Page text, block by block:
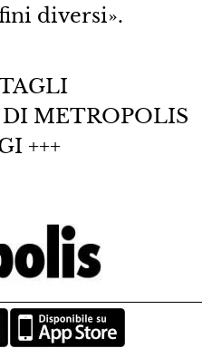
diversi».
METROPOLIS
+++